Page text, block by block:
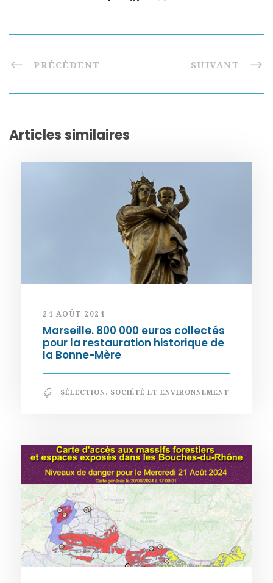
PRÉCÉDENT SUIVANT
Articles similaires
24 AOÛT 2024
Marseille. 800 000 euros collectés
pour la restauration historique de
la Bonne-Mère
SÉLECTION, SOCIÉTÉ ET ENVIRONNEMENT